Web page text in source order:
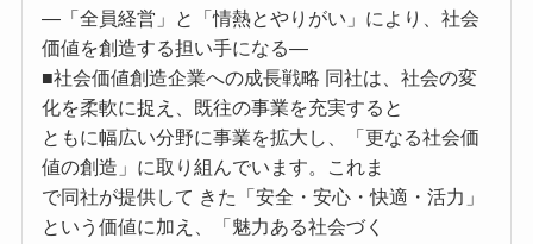
―「全員経営」と「情熱とやりがい」により、社会
価値を創造する担い手になる―
■社会価値創造企業への成長戦略 同社は、社会の変
化を柔軟に捉え、既往の事業を充実すると
ともに幅広い分野に事業を拡大し、「更なる社会価
値の創造」に取り組んでいます。これま
で同社が提供して きた「安全・安心・快適・活力」
という価値に加え、「魅力ある社会づく